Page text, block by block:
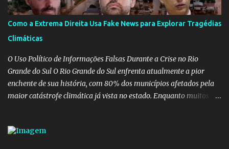
trazer mais problemas do que soluções a Educação brasileira,
afinal de contas como acreditar em algo proposto pelo novo
ministro sem imaginar que ele só esta querendo auferir vantagens
pessoais em uma pasta de tamanha envergadura e influência na
vida dos brasileiros. Evelin Azevedo escreveu brilhantemen...
Como a Extrema Direita Usa Fake News para Explorar Tragédias
Climáticas
O Uso Político de Informações Falsas Durante a Crise no Rio
Grande do Sul O Rio Grande do Sul enfrenta atualmente a pior
enchente de sua história, com 80% dos municípios afetados pela
maior catástrofe climática já vista no estado. Enquanto muitos se
voluntários e das forças governamentais, impactando diretamente